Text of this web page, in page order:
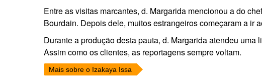
Entre as visitas marcantes, d. Margarida mencionou a do
Bourdain. Depois dele, muitos estrangeiros começaram a ir
Durante a produção desta pauta, d. Margarida atendeu
Assim como os clientes, as reportagens sempre voltam.
Mais sobre o Izakaya Issa